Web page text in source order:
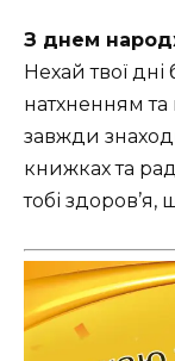
З днем
Нехай твої
натхненням
завжди
книжках та
тобі здоров’я,